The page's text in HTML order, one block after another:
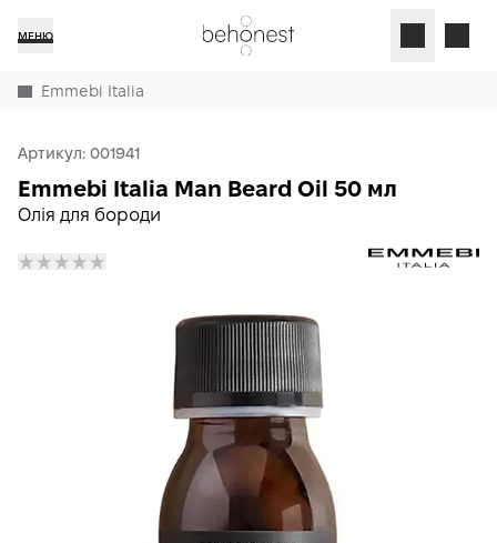
МЕНЮ
Emmebi Italia
Артикул: 001941
Олія для бороди
Emmebi Italia Man Beard Oil 50 мл